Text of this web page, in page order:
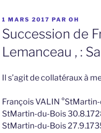
PUBLIÉ
LE
1 MARS 2017 PAR OH
Succession de
Lemanceau , :
Il s’agit de collatéraux à
François VALIN
StMartin-du-Bois
StMartin-du-Bois